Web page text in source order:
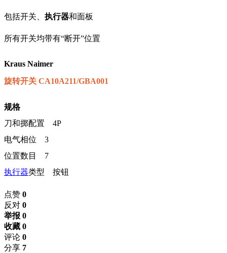
包括开关、 执行器和面板
所有开关均带有“断开”位置
Kraus Naimer
旋转开关 CA10A211/GBA001
规格
刀和掷配置 4P
电气相位 3
位置数目 7
执行器类型 按钮
点赞 0
反对 0
举报 0
收藏 0
评论 0
分享 7